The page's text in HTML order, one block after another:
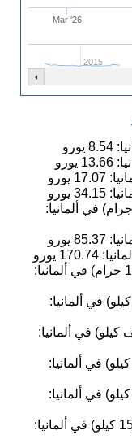
Mar '26
2015
8.54 يورو
13.66 يورو
17.07 يورو
34.15 يورو
85.37 يورو
170.74 يورو